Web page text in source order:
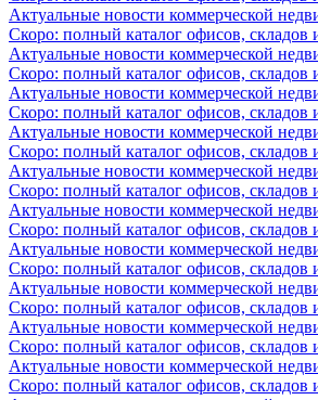
Актуальные новости коммерческой
Скоро: полный каталог офисов, складов
Актуальные новости коммерческой
Скоро: полный каталог офисов, складов
Актуальные новости коммерческой
Скоро: полный каталог офисов, складов
Актуальные новости коммерческой
Скоро: полный каталог офисов, складов
Актуальные новости коммерческой
Скоро: полный каталог офисов, складов
Актуальные новости коммерческой
Скоро: полный каталог офисов, складов
Актуальные новости коммерческой
Скоро: полный каталог офисов, складов
Актуальные новости коммерческой
Скоро: полный каталог офисов, складов
Актуальные новости коммерческой
Скоро: полный каталог офисов, складов
Актуальные новости коммерческой
Скоро: полный каталог офисов, складов